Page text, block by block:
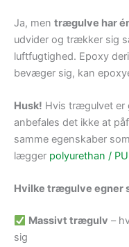
Ja, men trægulve har
udvider og trækker sig
luftfugtighed. Epoxy
bevæger sig, kan
Husk! Hvis trægulvet er
anbefales det ikke at
samme egenskaber
lægger polyurethan /
Hvilke trægulve egner
Massivt trægulv –
sig